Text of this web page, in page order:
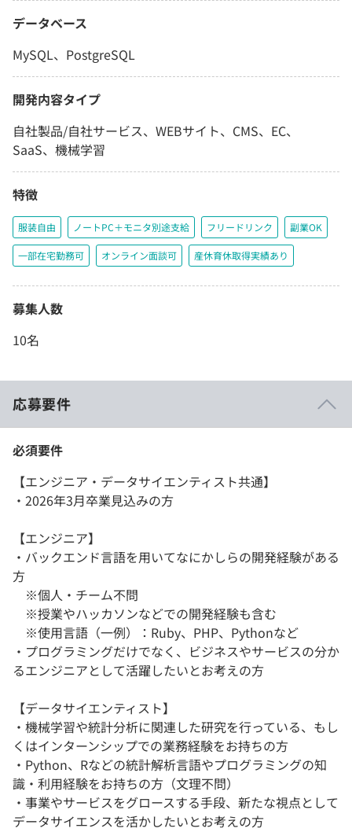
データベース
MySQL、PostgreSQL
開発内容タイプ
自社製品/自社サービス、WEBサイト、CMS、EC、
SaaS、機械学習
特徴
服装自由 ノートPC＋モニタ別途支給 フリードリンク 副業OK
一部在宅勤務可 オンライン面談可 産休育休取得実績あり
募集人数
10名
応募要件
必須要件
【エンジニア・データサイエンティスト共通】
・2026年3月卒業見込みの方
【エンジニア】
・バックエンド言語を用いてなにかしらの開発経験がある
方
※個人・チーム不問
※授業やハッカソンなどでの開発経験も含む
※使用言語（一例）：Ruby、PHP、Pythonなど
・プログラミングだけでなく、ビジネスやサービスの分か
るエンジニアとして活躍したいとお考えの方
【データサイエンティスト】
・機械学習や統計分析に関連した研究を行っている、もし
くはインターンシップでの業務経験をお持ちの方
・Python、Rなどの統計解析言語やプログラミングの知
識・利用経験をお持ちの方（文理不問）
・事業やサービスをグロースする手段、新たな視点として
データサイエンスを活かしたいとお考えの方